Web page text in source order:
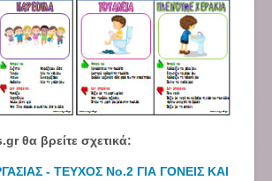
θα βρείτε σχετικά:
- ΤΕΥΧΟΣ No.2 ΓΙΑ ΓΟΝΕΙΣ ΚΑΙ